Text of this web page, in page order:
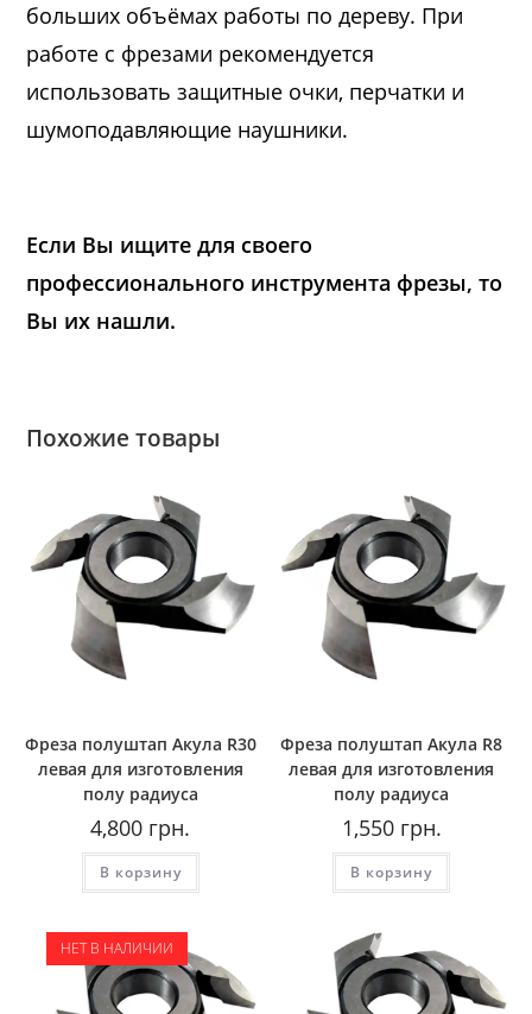
больших объёмах работы по дереву. При
работе с фрезами рекомендуется
использовать защитные очки, перчатки и
шумоподавляющие наушники.
Если Вы ищите для своего
профессионального инструмента фрезы, то
Вы их нашли.
Похожие товары
Фреза полуштап Акула R30
левая для изготовления
полу радиуса
4,800 грн.
В корзину
Фреза полуштап Акула R8
левая для изготовления
полу радиуса
1,550грн.
В корзину
НЕТ В НАЛИЧИИ